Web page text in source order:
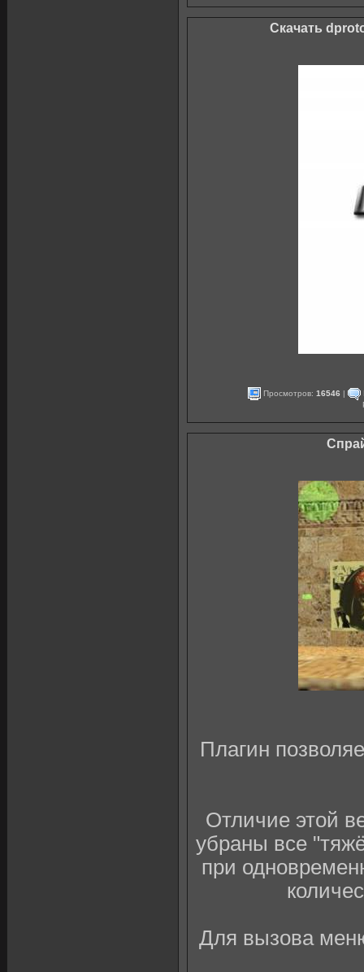
Скачать
Просмотров: 16546 |
Плагин
Отличие этой
убраны все
при
Для вызова